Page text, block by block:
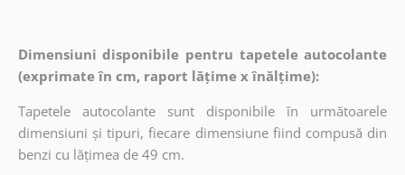
Dimensiuni disponibile pentru tapetele autocolante
(exprimate în cm, raport lățime x înălțime):
Tapetele autocolante sunt disponibile în următoarele
dimensiuni și tipuri, fiecare dimensiune fiind compusă din
benzi cu lățimea de 49 cm.